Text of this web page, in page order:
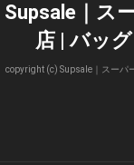
Supsale｜ス
店 | バッ
copyright (c) Supsale｜スーパ